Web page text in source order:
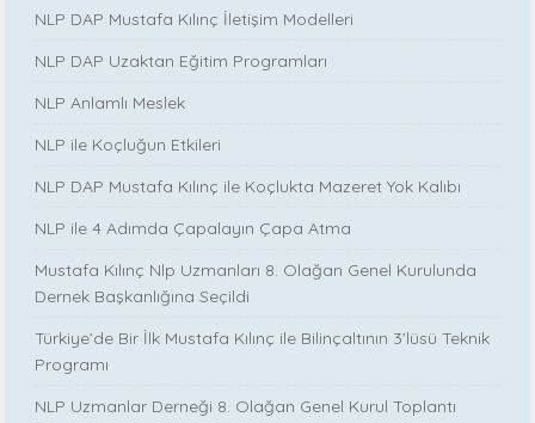
NLP DAP Mustafa Kılınç İletişim Modelleri
NLP DAP Uzaktan Eğitim Programları
NLP Anlamlı Meslek
NLP ile Koçluğun Etkileri
NLP DAP Mustafa Kılınç ile Koçlukta Mazeret Yok Kalıbı
NLP ile 4 Adımda Çapalayın Çapa Atma
Mustafa Kılınç Nlp Uzmanları 8. Olağan Genel Kurulunda
Dernek Başkanlığına Seçildi
Türkiye’de Bir İlk Mustafa Kılınç ile Bilinçaltının 3’lüsü Teknik
Programı
NLP Uzmanlar Derneği 8. Olağan Genel Kurul Toplantı